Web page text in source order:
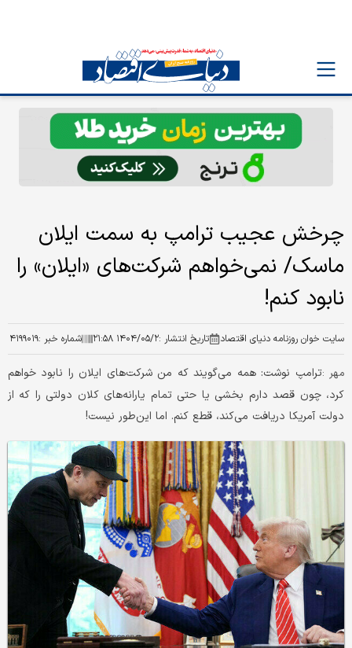
چرخش عجیب ترامپ به سمت ایلان
ماسک/ نمی‌خواهم شرکت‌های «ایلان» را
نابود کنم!
سایت خوان روزنامه دنیای اقتصاد تاریخ انتشار :۱۴۰۴/۰۵/۲ ۲۱:۵۸ شماره خبر :۴۱۹۹۰۱۹
مهر :​ترامپ نوشت: همه می‌گویند که من شرکت‌های ایلان را نابود خواهم
کرد، چون قصد دارم بخشی یا حتی تمام یارانه‌های کلان دولتی را که از
دولت آمریکا دریافت می‌کند، قطع کنم. اما این‌طور نیست!